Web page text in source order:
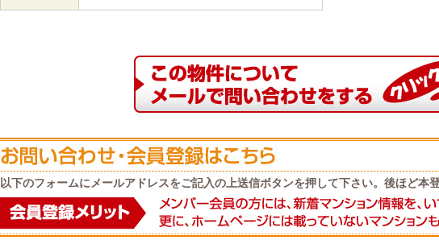
以下のフォームにメールアドレスをご記入の上送信ボタンを押して下さい。後ほど本